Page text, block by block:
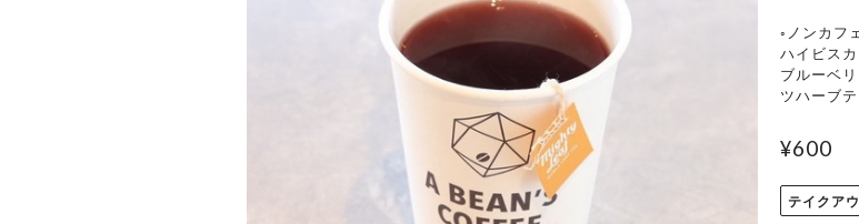
◦ノンカフ
ハイビス
ブルーベ
ツハーブテ
¥600
テイクア